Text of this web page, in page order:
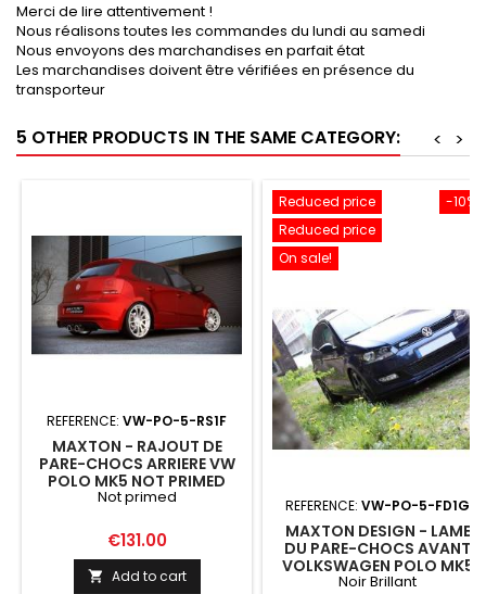
Merci de lire attentivement !
Nous réalisons toutes les commandes du lundi au samedi
Nous envoyons des marchandises en parfait état
Les marchandises doivent être vérifiées en présence du
transporteur
5 OTHER PRODUCTS IN THE SAME CATEGORY: >
<
REFERENCE: VW-PO-5-RS1F
MAXTON - RAJOUT DE
PARE-CHOCS ARRIERE VW
POLO MK5 NOT PRIMED
Not primed
Price
€131.00
 Add to cart
-10%
Reduced price
Reduced price
On sale!
REFERENCE: VW-PO-5-FD1G
MAXTON DESIGN - LAME
DU PARE-CHOCS AVANT
VOLKSWAGEN POLO MK5
Noir Brillant